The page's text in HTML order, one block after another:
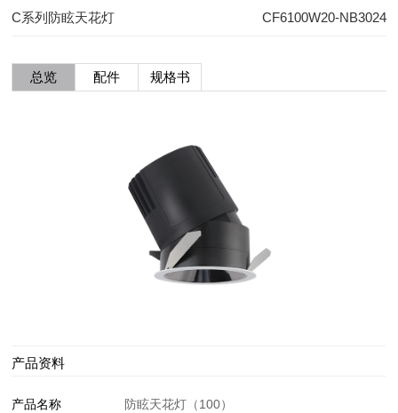
C系列防眩天花灯 CF6100W20-NB3024
总览 配件 规格书
产品资料
产品名称 防眩天花灯（100）